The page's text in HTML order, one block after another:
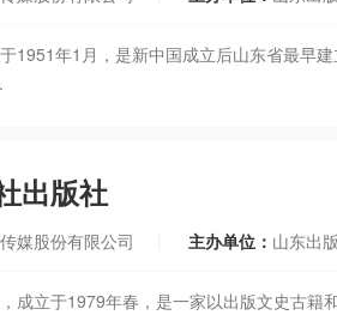
1951年1月，是新中国成立后山东省最早
出版社
媒股份有限公司 主办单位： 山东出
成立于1979年春，是一家以出版文史古